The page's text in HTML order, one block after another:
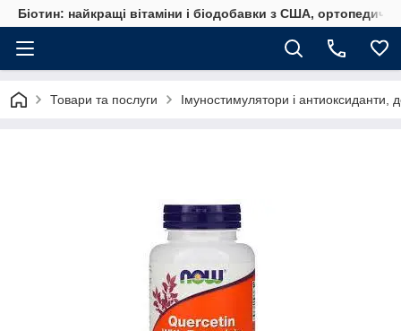
Біотин: найкращі вітаміни і біодобавки з США,
Товари та послуги Імуностимулятори і антиоксиданти,